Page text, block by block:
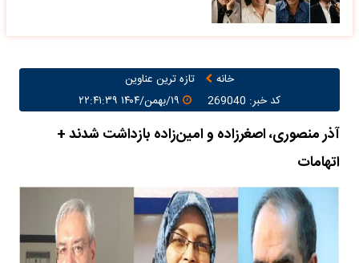
خانه
تازه ترین عناوین
کد خبر: 269040
آذر منصوری، اصغرزاده و امین‌زاده بازداشت شدند +
اتهامات